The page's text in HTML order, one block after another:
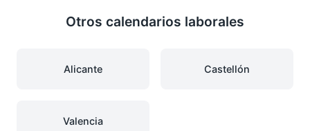
Otros calendarios laborales
Alicante Castellón
Valencia